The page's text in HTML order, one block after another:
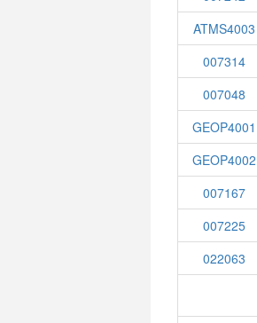
ATMS4003
007314
007048
GEOP4001
GEOP4002
007167
007225
022063